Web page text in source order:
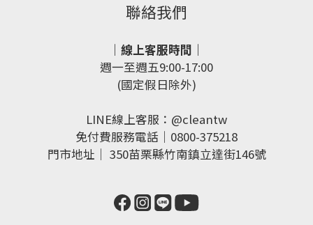
聯絡我們
｜線上客服時間｜
週一至週五9:00-17:00
(國定假日除外)
LINE線上客服： @cleantw
免付費服務電話｜0800-375218
門市地址｜ 350苗栗縣竹南鎮立達街146號